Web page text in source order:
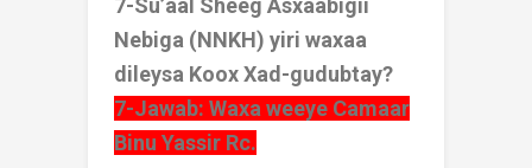
7-Su’aal Sheeg Asxaabigii
Nebiga (NNKH) yiri waxaa
dileysa Koox Xad-gudubtay?
7-Jawab: Waxa weeye Camaar
Binu Yassir Rc.